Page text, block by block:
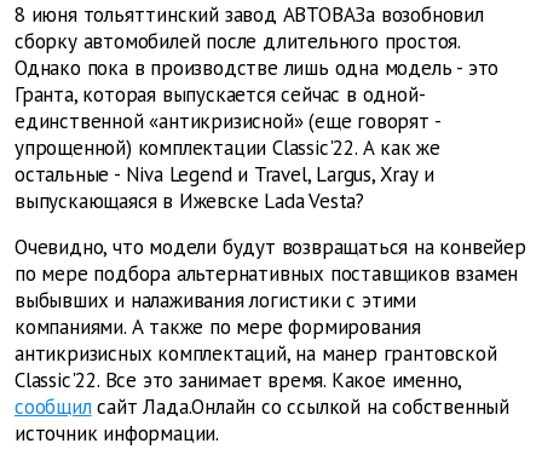
8 июня тольяттинский завод АВТОВАЗа возобновил
сборку автомобилей после длительного простоя.
Однако пока в производстве лишь одна модель - это
Гранта, которая выпускается сейчас в одной-
единственной «антикризисной» (еще говорят -
упрощенной) комплектации Classic'22. А как же
остальные - Niva Legend и Travel, Largus, Xray и
выпускающаяся в Ижевске Lada Vesta?
Очевидно, что модели будут возвращаться на конвейер
по мере подбора альтернативных поставщиков взамен
выбывших и налаживания логистики с этими
компаниями. А также по мере формирования
антикризисных комплектаций, на манер грантовской
Classic'22. Все это занимает время. Какое именно,
сообщилсайт Лада.Онлайн со ссылкой на собственный
источник информации.